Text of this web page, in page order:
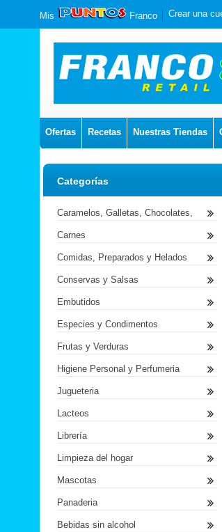
Mis Franco Crear una
Ofertas Recetas Nuestras Tiendas
Categorías
Caramelos, Galletas, Chocolates,
Carnes
Comidas, Preparados y Helados
Conservas y Salsas
Embutidos
Especies y Condimentos
Frutas y Verduras
Higiene Personal y Perfumeria
Jugueteria
Lacteos
Librería
Limpieza del hogar
Mascotas
Panaderia
Bebidas sin alcohol